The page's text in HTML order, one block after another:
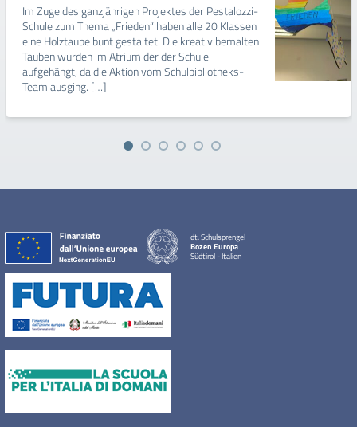
Im Zuge des ganzjährigen Projektes der Pestalozzi-
Schule zum Thema „Frieden“ haben alle 20 Klassen
eine Holztaube bunt gestaltet. Die kreativ bemalten
Tauben wurden im Atrium der der Schule
aufgehängt, da die Aktion vom Schulbibliotheks-
Team ausging. […]
dt. Schulsprengel
Bozen Europa
Südtirol - Italien